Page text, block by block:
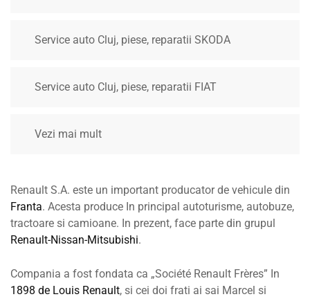
Service auto Cluj, piese, reparatii SKODA
Service auto Cluj, piese, reparatii FIAT
Vezi mai mult
Renault S.A. este un important producator de vehicule din
Franta. Acesta produce In principal autoturisme, autobuze,
tractoare si camioane. In prezent, face parte din grupul
Renault-Nissan-Mitsubishi.
Compania a fost fondata ca „Société Renault Frères” In
1898 de Louis Renault, si cei doi frati ai sai Marcel si